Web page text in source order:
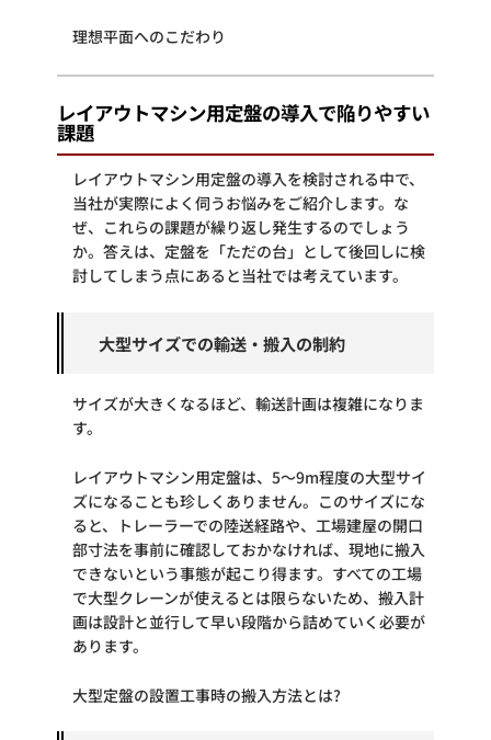
理想平面へのこだわり
レイアウトマシン用定盤の導入で陥りやすい
課題
レイアウトマシン用定盤の導入を検討される中で、
当社が実際によく伺うお悩みをご紹介します。な
ぜ、これらの課題が繰り返し発生するのでしょう
か。答えは、定盤を「ただの台」として後回しに検
討してしまう点にあると当社では考えています。
大型サイズでの輸送・搬入の制約
サイズが大きくなるほど、輸送計画は複雑になりま
す。
レイアウトマシン用定盤は、5～9m程度の大型サイ
ズになることも珍しくありません。このサイズにな
ると、トレーラーでの陸送経路や、工場建屋の開口
部寸法を事前に確認しておかなければ、現地に搬入
できないという事態が起こり得ます。すべての工場
で大型クレーンが使えるとは限らないため、搬入計
画は設計と並行して早い段階から詰めていく必要が
あります。
大型定盤の設置工事時の搬入方法とは?